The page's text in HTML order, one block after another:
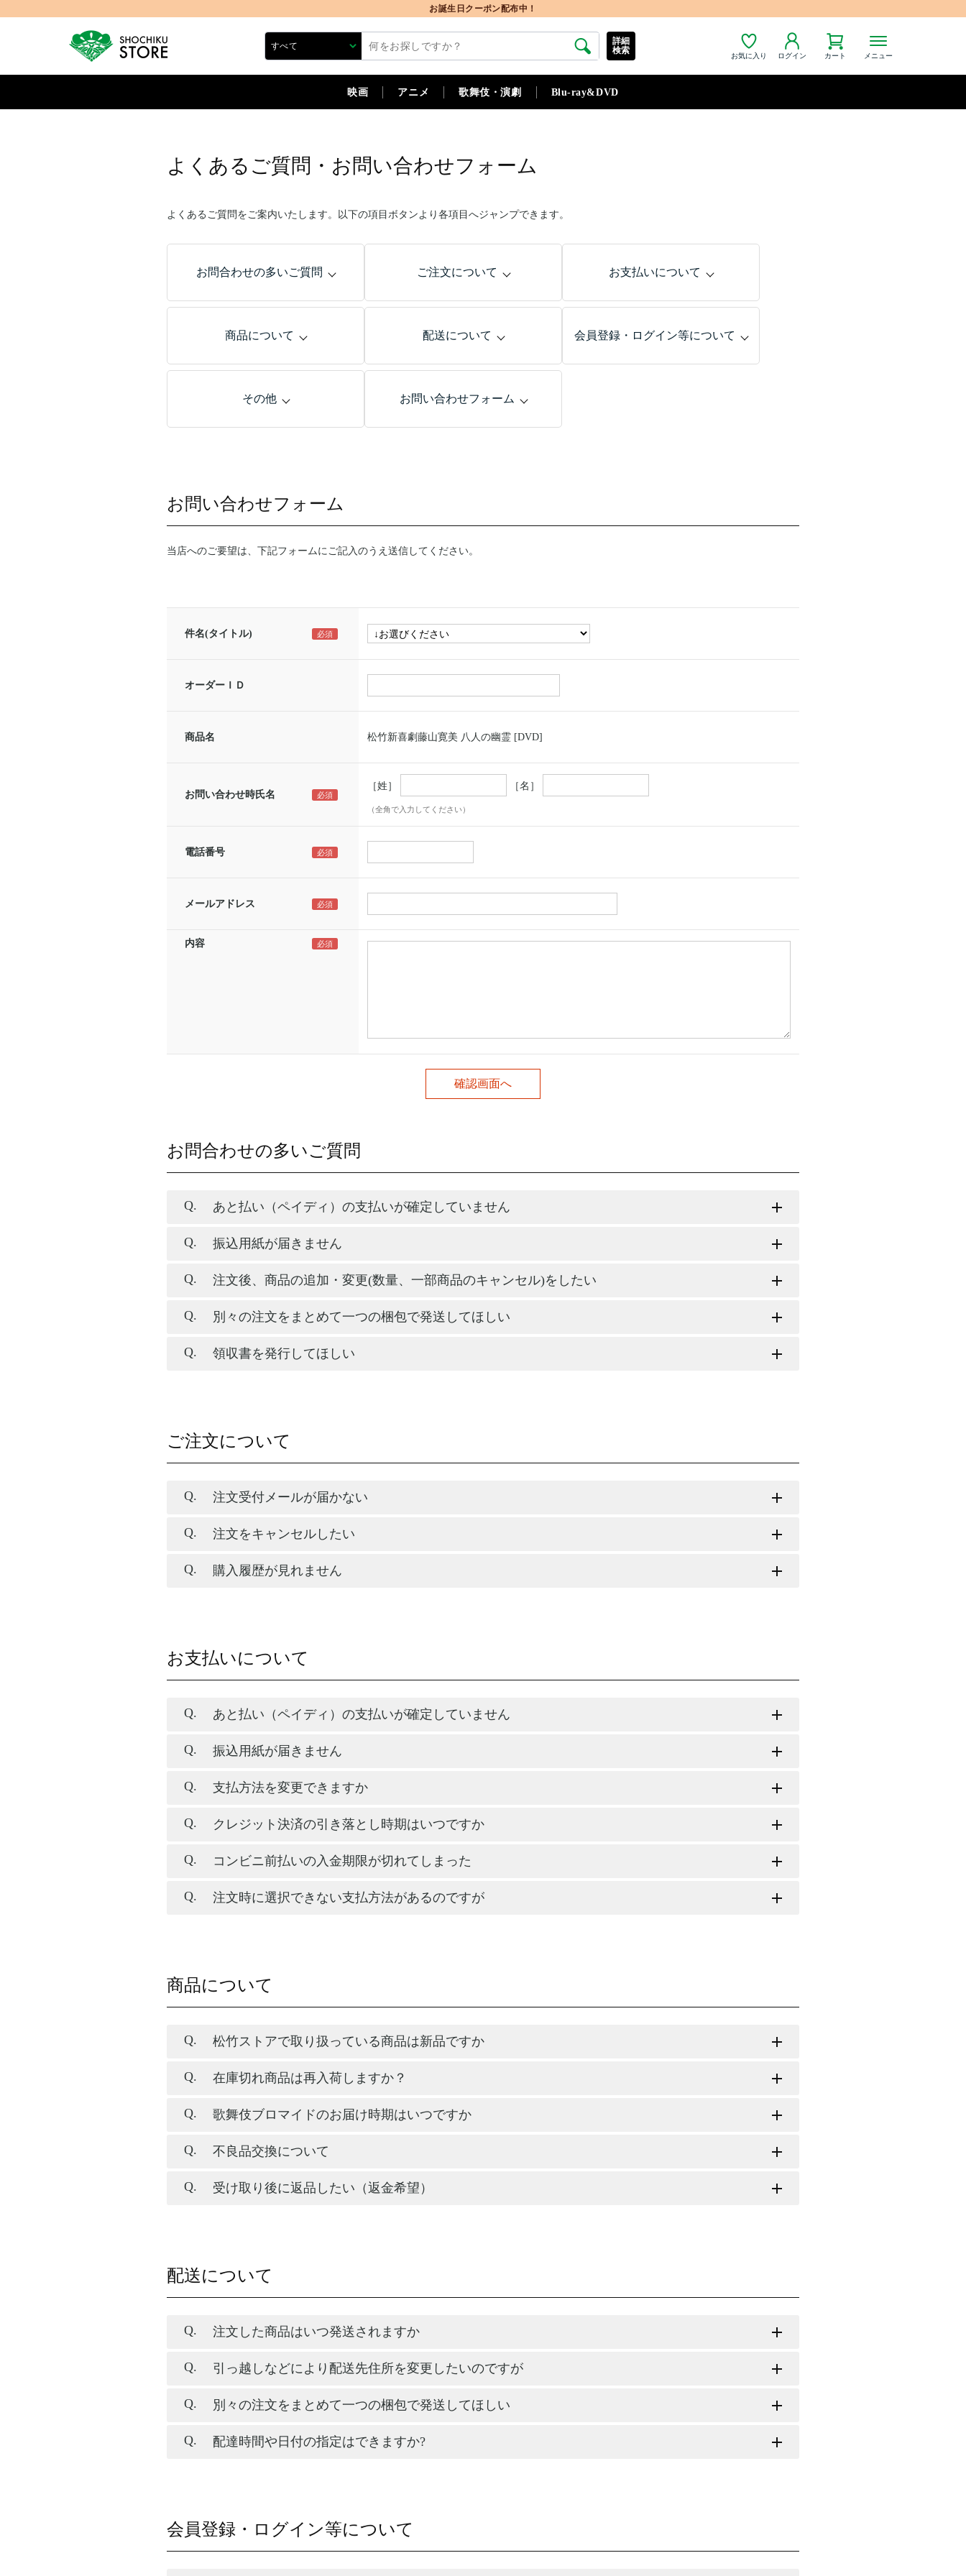
お誕生日クーポン配布中！
お気に入り ログイン カート メニュー
詳細
検索
映画 アニメ 歌舞伎・演劇 Blu-ray&DVD
よくあるご質問・お問い合わせフォーム
よくあるご質問をご案内いたします。以下の項目ボタンより各項目へジャンプできます。
お問合わせの多いご質問 ご注文について お支払いについて
商品について 配送について 会員登録・ログイン等について
その他 お問い合わせフォーム
お問い合わせフォーム
当店へのご要望は、下記フォームにご記入のうえ送信してください。
件名(タイトル)
オーダーＩＤ
商品名 松竹新喜劇藤山寛美 八人の幽霊 [DVD]
お問い合わせ時氏名
［姓］ ［名］
（全角で入力してください）
電話番号
メールアドレス
内容
お問合わせの多いご質問
あと払い（ペイディ）の支払いが確定していません
振込用紙が届きません
注文後、商品の追加・変更(数量、一部商品のキャンセル)をしたい
別々の注文をまとめて一つの梱包で発送してほしい
領収書を発行してほしい
ご注文について
注文受付メールが届かない
注文をキャンセルしたい
購入履歴が見れません
お支払いについて
あと払い（ペイディ）の支払いが確定していません
振込用紙が届きません
支払方法を変更できますか
クレジット決済の引き落とし時期はいつですか
コンビニ前払いの入金期限が切れてしまった
注文時に選択できない支払方法があるのですが
商品について
松竹ストアで取り扱っている商品は新品ですか
在庫切れ商品は再入荷しますか？
歌舞伎ブロマイドのお届け時期はいつですか
不良品交換について
受け取り後に返品したい（返金希望）
配送について
注文した商品はいつ発送されますか
引っ越しなどにより配送先住所を変更したいのですが
別々の注文をまとめて一つの梱包で発送してほしい
配達時間や日付の指定はできますか?
会員登録・ログイン等について